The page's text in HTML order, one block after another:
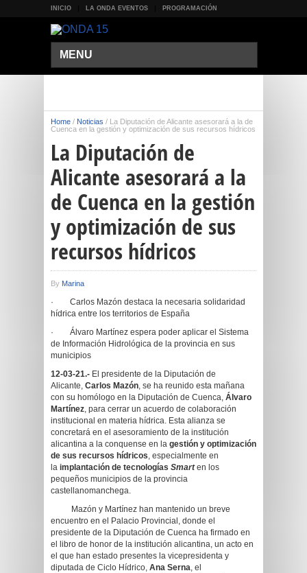
INICIO LA ONDA EVENTOS PROGRAMACIÓN
MENU
Home / Noticias / La Diputación de Alicante asesorará a la de
Cuenca en la gestión y optimización de sus recursos hídricos
La Diputación de
Alicante asesorará a la
de Cuenca en la gestión
y optimización de sus
recursos hídricos
By Marina
· Carlos Mazón destaca la necesaria solidaridad
hídrica entre los territorios de España
· Álvaro Martínez espera poder aplicar el Sistema
de Información Hidrológica de la provincia en sus
municipios
12-03-21.- El presidente de la Diputación de
Alicante, Carlos Mazón, se ha reunido esta mañana
con su homólogo en la Diputación de Cuenca, Álvaro
Martínez, para cerrar un acuerdo de colaboración
institucional en materia hídrica. Esta alianza se
concretará en el asesoramiento de la institución
alicantina a la conquense en la gestión y optimización
de sus recursos hídricos, especialmente en
la implantación de tecnologías Smarten los
pequeños municipios de la provincia
castellanomanchega.
Mazón y Martínez han mantenido un breve
encuentro en el Palacio Provincial, donde el
presidente de la Diputación de Cuenca ha firmado en
el libro de honor de la institución alicantina, un acto en
el que han estado presentes la vicepresidenta y
diputada de Ciclo Hídrico, Ana Serna, el